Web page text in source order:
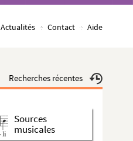
Actualités Contact Aide
Recherches récentes
Sources
musicales